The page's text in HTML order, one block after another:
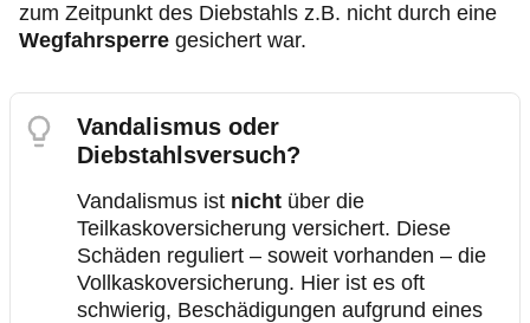
zum Zeitpunkt des Diebstahls z.B. nicht durch eine
Wegfahrsperre gesichert war.
Vandalismus oder
Diebstahlsversuch?
Vandalismus ist nicht über die
Teilkaskoversicherung versichert. Diese
Schäden reguliert – soweit vorhanden – die
Vollkaskoversicherung. Hier ist es oft
schwierig, Beschädigungen aufgrund eines